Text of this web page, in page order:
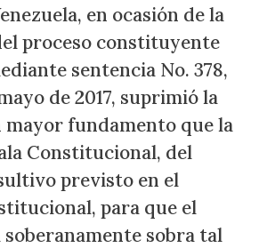
en ocasión de la
proceso constituyente
sentencia No. 378,
de 2017, suprimió la
mayor fundamento que la
Constitucional, del
previsto en el
para que el
sobra tal